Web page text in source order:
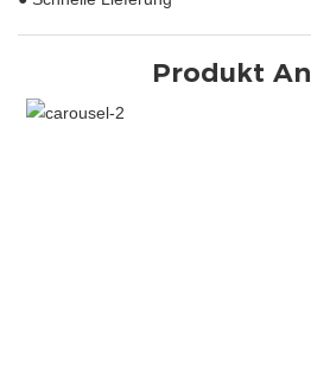
Produkt